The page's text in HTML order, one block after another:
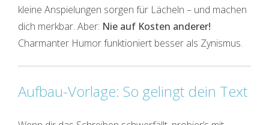
kleine Anspielungen sorgen für Lächeln – und machen
dich merkbar. Aber: Nie auf Kosten anderer!
Charmanter Humor funktioniert besser als Zynismus.
Aufbau-Vorlage: So gelingt dein Text